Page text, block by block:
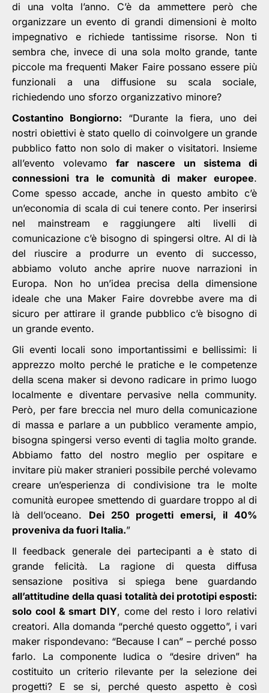
di una volta l’anno. C’è da ammettere però che
organizzare un evento di grandi dimensioni è molto
impegnativo e richiede tantissime risorse. Non ti
sembra che, invece di una sola molto grande, tante
piccole ma frequenti Maker Faire possano essere più
funzionali a una diffusione su scala sociale,
richiedendo uno sforzo organizzativo minore?
Costantino Bongiorno: “Durante la fiera, uno dei
nostri obiettivi è stato quello di coinvolgere un grande
pubblico fatto non solo di maker o visitatori. Insieme
all’evento volevamo far nascere
un sistema di
connessioni tra le comunità di maker europee.
Come spesso accade, anche in questo ambito c’è
un’economia di scala di cui tenere conto. Per inserirsi
nel mainstream e raggiungere alti livelli di
comunicazione c’è bisogno di spingersi oltre. Al di là
del riuscire a produrre un evento di successo,
abbiamo voluto anche aprire nuove narrazioni in
Europa. Non ho un’idea precisa della dimensione
ideale che una Maker Faire dovrebbe avere ma di
sicuro per attirare il grande pubblico c’è bisogno di
un grande evento.
Gli eventi locali sono importantissimi e bellissimi: li
apprezzo molto perché le pratiche e le competenze
della scena maker si devono radicare in primo luogo
localmente e diventare pervasive nella community.
Però, per fare breccia nel muro della comunicazione
di massa e parlare a un pubblico veramente ampio,
bisogna spingersi verso eventi di taglia molto grande.
Abbiamo fatto del nostro meglio per ospitare e
invitare più maker stranieri possibile perché volevamo
creare un’esperienza di condivisione tra le molte
comunità europee smettendo di guardare troppo al di
là dell’oceano. Dei 250 progetti emersi, il 40%
proveniva da fuori Italia.”
Il feedback generale dei partecipanti a è stato di
grande felicità. La ragione di questa diffusa
sensazione positiva si spiega bene guardando
all’attitudine della quasi totalità dei prototipi esposti:
solo cool & smart DIY, come del resto i loro relativi
creatori. Alla domanda “perché questo oggetto”, i vari
maker rispondevano: “Because I can” – perché posso
farlo. La componente ludica o “desire driven” ha
costituito un criterio rilevante per la selezione dei
progetti? E se si, perché questo aspetto è così